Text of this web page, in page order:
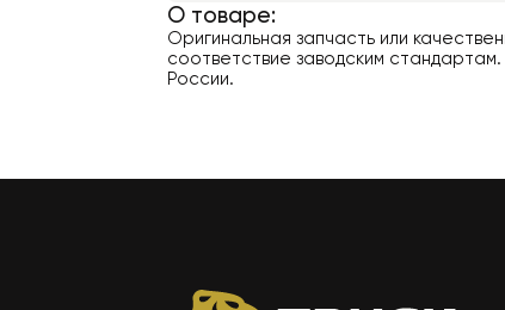
О товаре:
Оригинальная запчасть или
соответствие заводским
России.